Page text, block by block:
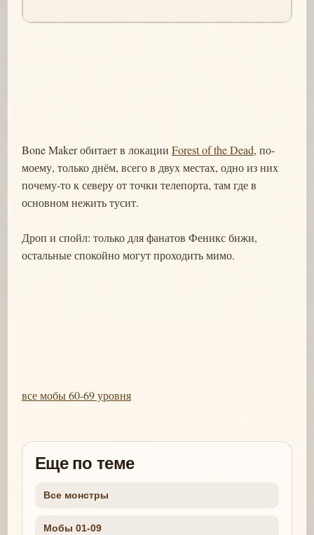
Bone Maker обитает в локации Forest of the Dead, по-
моему, только днём, всего в двух местах, одно из них
почему-то к северу от точки телепорта, там где в
основном нежить тусит.
Дроп и спойл: только для фанатов Феникс бижи,
остальные спокойно могут проходить мимо.
все мобы 60-69 уровня
Еще по теме
Все монстры
Мобы 01-09